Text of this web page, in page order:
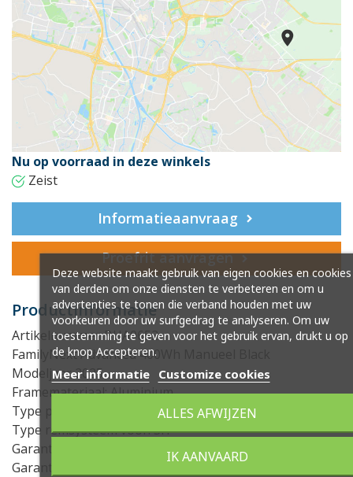
Nu op voorraad in deze winkels
Zeist
Informatieaanvraag
Proefrit aanvragen
Productinformatie
Artikelnummer BUA0652
FamilyNext Advanced 400Wh Manueel Black
Modeljaar 2025
Framemateriaal: Aluminium
Type primaire remsysteem achter: SH
Type remsysteem voor: SH
Garantie type: Fabrieksgarantie
Garantie periode (maanden): 24
Deze website maakt gebruik van eigen cookies en cookies
van derden om onze diensten te verbeteren en om u
advertenties te tonen die verband houden met uw
voorkeuren door uw surfgedrag te analyseren. Om uw
toestemming te geven voor het gebruik ervan, drukt u op
de knop Accepteren.
Meer informatie Customize cookies
ALLES AFWIJZEN
IK AANVAARD